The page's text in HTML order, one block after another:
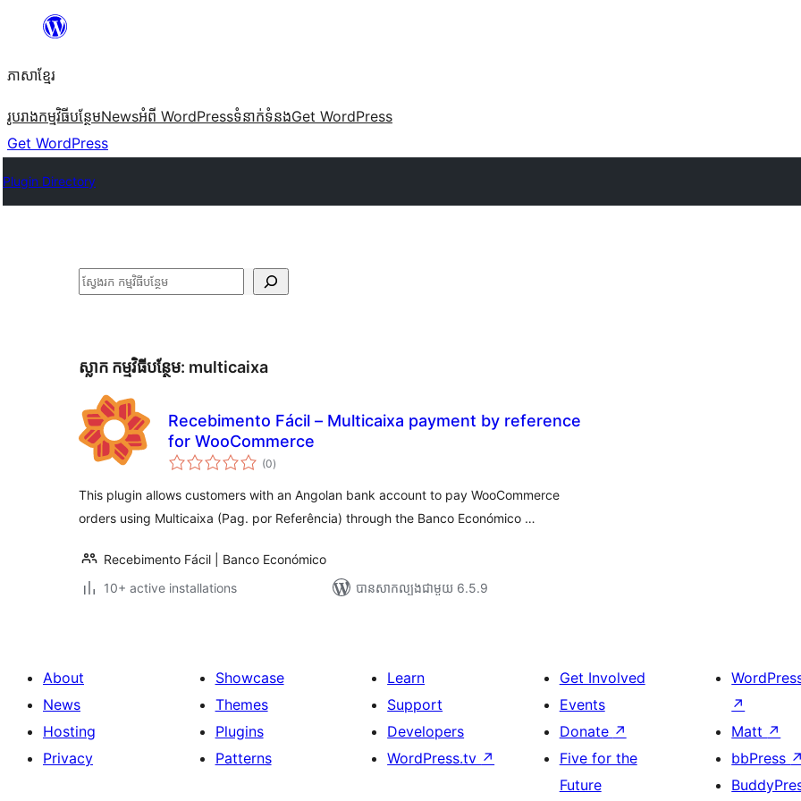
content
ភាសា​ខ្មែរ
រូបរាងកម្មវិធីបន្ថែមNewsអំពី WordPressទំនាក់​ទំនងGet WordPress
Get WordPress
Plugin Directory
ស្វែងរក
ស្លាក​ កម្មវិធីបន្ថែម: multicaixa
Recebimento Fácil – Multicaixa payment by reference
for WooCommerce
(0ការ
វាយ
សរុប
)
This plugin allows customers with an Angolan bank account to pay WooCommerce
orders using Multicaixa (Pag. por Referência) through the Banco Económico …
Recebimento Fácil | Banco Económico
10+ active installations
បាន​សាកល្បង​ជាមួយ 6.5.9
About
News
Hosting
Privacy
Showcase
Themes
Plugins
Patterns
Learn
Support
Developers
WordPress.tv ↗
Get Involved
Events
Donate ↗
Five for the
Future
↗
Matt ↗
bbPress ↗